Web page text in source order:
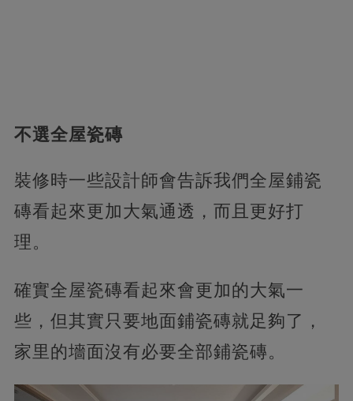
不選全屋瓷磚
裝修時一些設計師會告訴我們全屋鋪瓷
磚看起來更加大氣通透，而且更好打
理。
確實全屋瓷磚看起來會更加的大氣一
些，但其實只要地面鋪瓷磚就足夠了，
家里的墻面沒有必要全部鋪瓷磚。